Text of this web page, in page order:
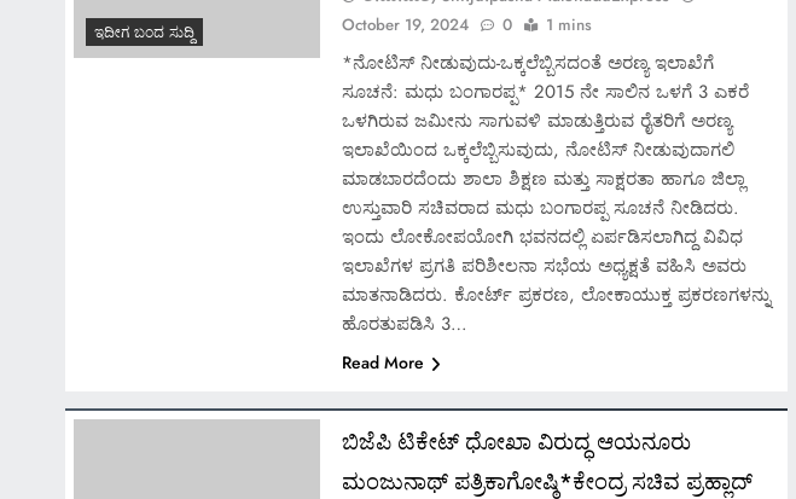
ಇದೀಗ ಬಂದ ಸುದ್ದಿ October 19, 2024 0 1 mins
*ನೋಟಿಸ್ ನೀಡುವುದು-ಒಕ್ಕಲೆಬ್ಬಿಸದಂತೆ ಅರಣ್ಯ ಇಲಾಖೆಗೆ
ಸೂಚನೆ: ಮಧು ಬಂಗಾರಪ್ಪ* 2015 ನೇ ಸಾಲಿನ ಒಳಗೆ 3 ಎಕರೆ
ಒಳಗಿರುವ ಜಮೀನು ಸಾಗುವಳಿ ಮಾಡುತ್ತಿರುವ ರೈತರಿಗೆ ಅರಣ್ಯ
ಇಲಾಖೆಯಿಂದ ಒಕ್ಕಲೆಬ್ಬಿಸುವುದು, ನೋಟಿಸ್ ನೀಡುವುದಾಗಲಿ
ಮಾಡಬಾರದೆಂದು ಶಾಲಾ ಶಿಕ್ಷಣ ಮತ್ತು ಸಾಕ್ಷರತಾ ಹಾಗೂ ಜಿಲ್ಲಾ
ಉಸ್ತುವಾರಿ ಸಚಿವರಾದ ಮಧು ಬಂಗಾರಪ್ಪ ಸೂಚನೆ ನೀಡಿದರು.
ಇಂದು ಲೋಕೋಪಯೋಗಿ ಭವನದಲ್ಲಿ ಏರ್ಪಡಿಸಲಾಗಿದ್ದ ವಿವಿಧ
ಇಲಾಖೆಗಳ ಪ್ರಗತಿ ಪರಿಶೀಲನಾ ಸಭೆಯ ಅಧ್ಯಕ್ಷತೆ ವಹಿಸಿ ಅವರು
ಮಾತನಾಡಿದರು. ಕೋರ್ಟ್ ಪ್ರಕರಣ, ಲೋಕಾಯುಕ್ತ ಪ್ರಕರಣಗಳನ್ನು
ಹೊರತುಪಡಿಸಿ 3…
Read More
ಬಿಜೆಪಿ ಟಿಕೇಟ್ ಧೋಖಾ ವಿರುದ್ಧ ಆಯನೂರು
ಮಂಜುನಾಥ್ ಪತ್ರಿಕಾಗೋಷ್ಠಿ*ಕೇಂದ್ರ ಸಚಿವ ಪ್ರಹ್ಲಾದ್